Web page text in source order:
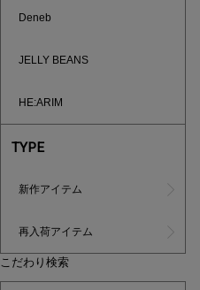
Deneb
JELLY BEANS
HE:ARIM
TYPE
新作アイテム
再入荷アイテム
こだわり検索